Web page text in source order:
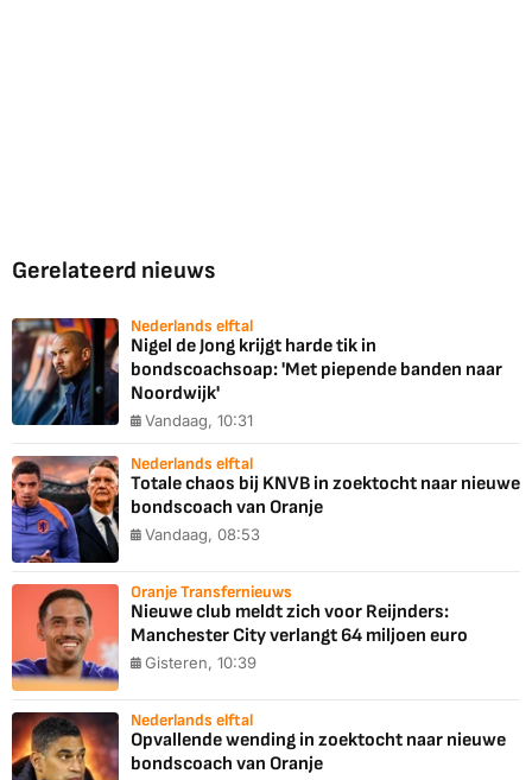
Gerelateerd nieuws
Nederlands elftal
Nigel de Jong krijgt harde tik in
bondscoachsoap: 'Met piepende banden naar
Noordwijk'
Vandaag, 10:31
Nederlands elftal
Totale chaos bij KNVB in zoektocht naar nieuwe
bondscoach van Oranje
Vandaag, 08:53
Oranje Transfernieuws
Nieuwe club meldt zich voor Reijnders:
Manchester City verlangt 64 miljoen euro
Gisteren, 10:39
Nederlands elftal
Opvallende wending in zoektocht naar nieuwe
bondscoach van Oranje